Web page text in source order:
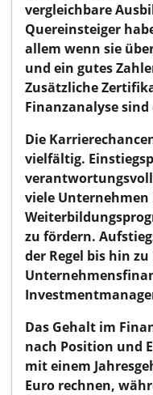
vergleichbare
Quereinsteiger
allem wenn sie
und ein gutes
Zusätzliche
Finanzanalyse
Die
vielfältig.
viele Unternehmen
zu fördern.
der Regel bis hin
Das Gehalt im
nach Position und
mit einem
Euro rechnen,